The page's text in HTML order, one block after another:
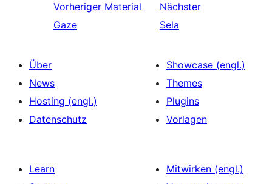
Vorheriger Material
Gaze
Nächster
Sela
Über
News
Hosting (engl.)
Datenschutz
Showcase (engl.)
Themes
Plugins
Vorlagen
Learn
Mitwirken (engl.)